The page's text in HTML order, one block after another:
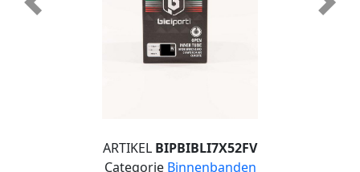
Vorige
ARTIKEL BIPBIBLI7X52FV
Categorie Binnenbanden